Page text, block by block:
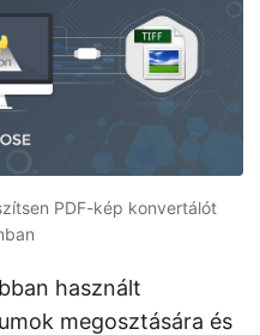
PDF-kép konvertálót
használt
megosztására és